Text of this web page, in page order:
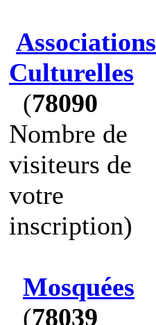
Associations
Culturelles
(78090
Nombre de
visiteurs de
votre
inscription)
Mosquées
(78039